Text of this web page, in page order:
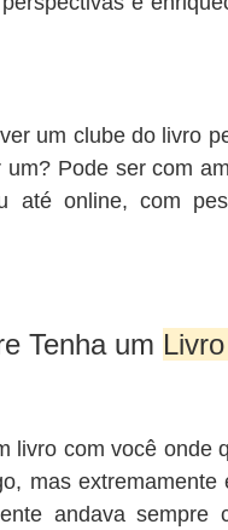
um clube do livro
um? Pode ser com
até online, com
Tenha um
livro com você onde
mas extremamente
andava sempre